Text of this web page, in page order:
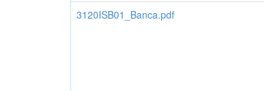
3120ISB01_Banca.pdf